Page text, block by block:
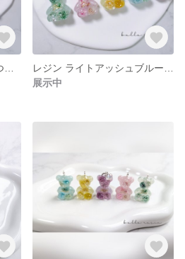
展示中